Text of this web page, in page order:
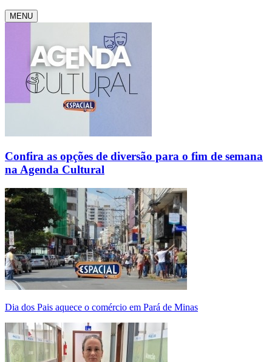
MENU
Confira as opções de diversão para o fim de semana
na Agenda Cultural
Dia dos Pais aquece o comércio em Pará de Minas